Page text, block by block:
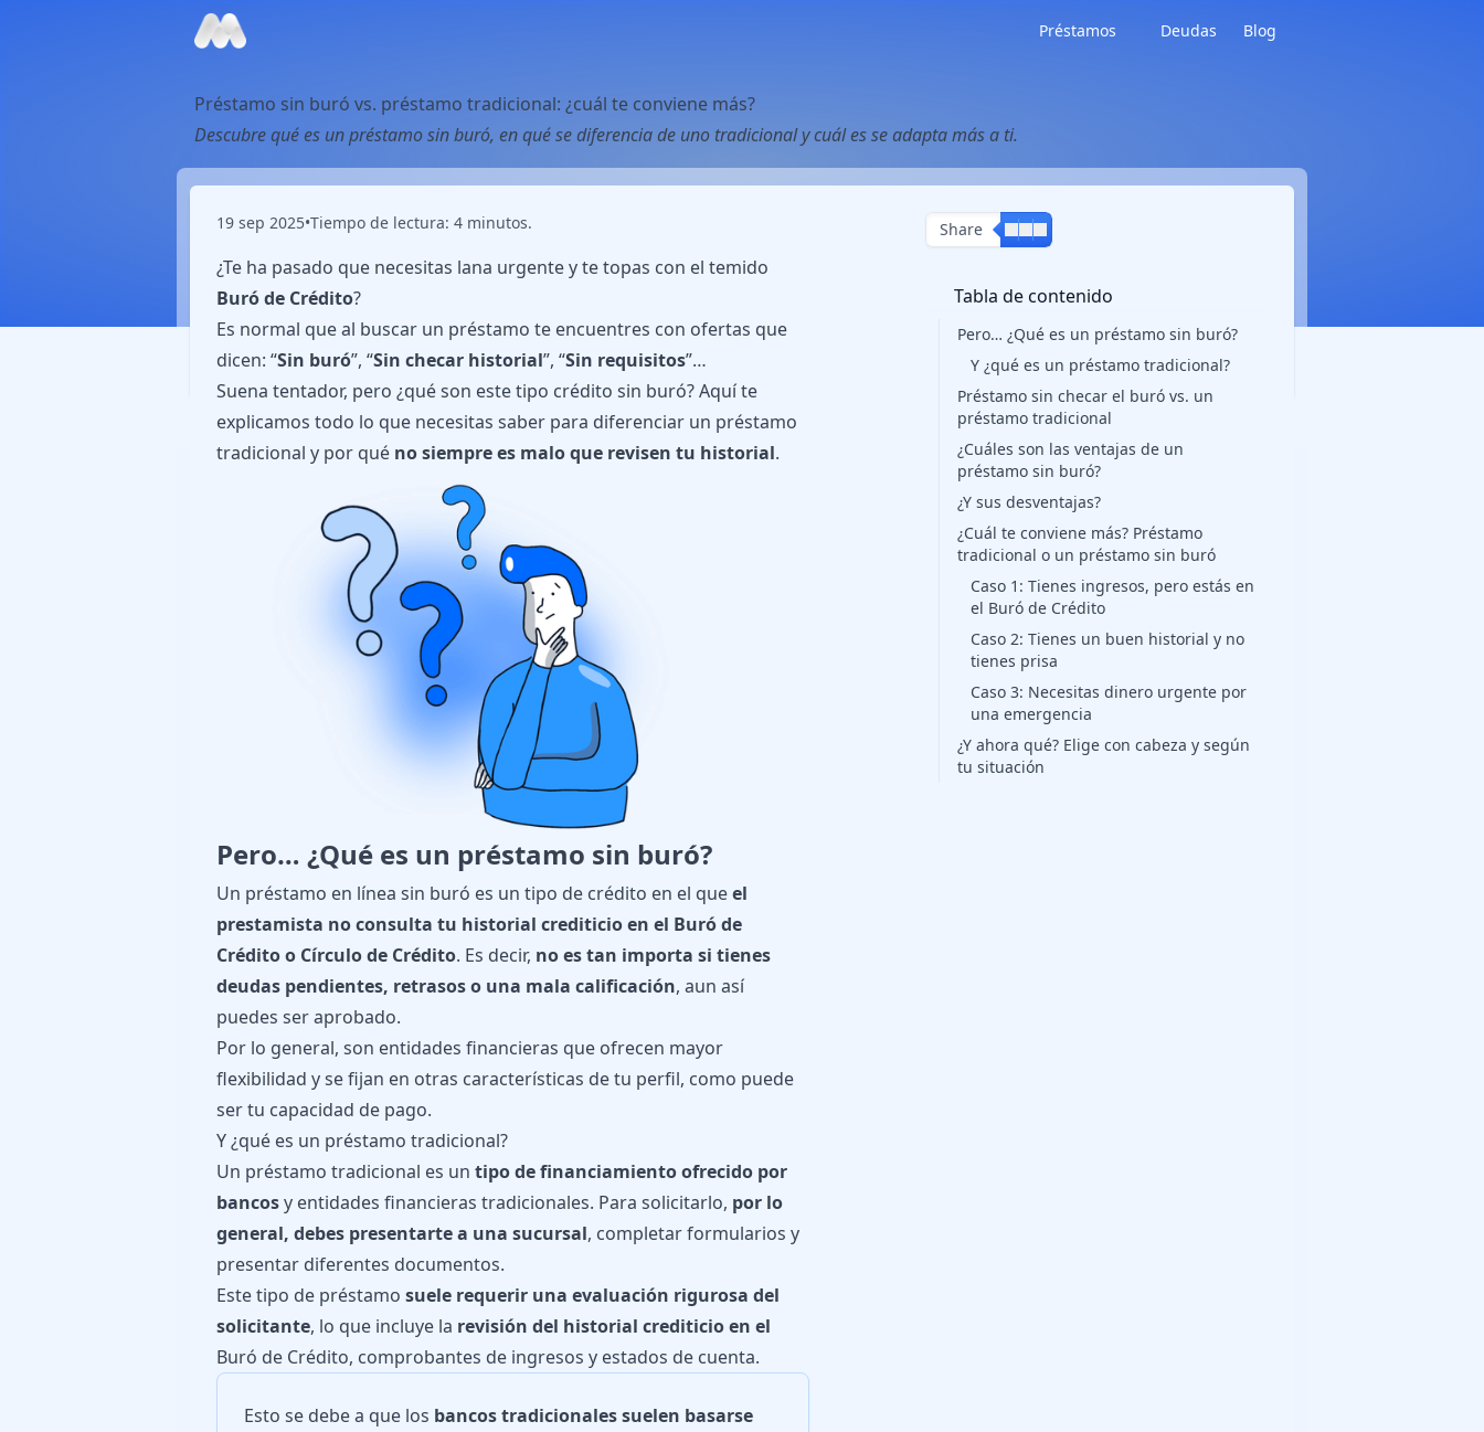
Préstamos Deudas Blog
Préstamo sin buró vs. préstamo tradicional: ¿cuál te conviene más?
Descubre qué es un préstamo sin buró, en qué se diferencia de uno tradicional y cuál es se adapta más a ti.
Share
Tabla de contenido
Pero… ¿Qué es un préstamo sin buró?
Y ¿qué es un préstamo tradicional?
Préstamo sin checar el buró vs. un
préstamo tradicional
¿Cuáles son las ventajas de un
préstamo sin buró?
¿Y sus desventajas?
¿Cuál te conviene más? Préstamo
tradicional o un préstamo sin buró
Caso 1: Tienes ingresos, pero estás en
el Buró de Crédito
Caso 2: Tienes un buen historial y no
tienes prisa
Caso 3: Necesitas dinero urgente por
una emergencia
¿Y ahora qué? Elige con cabeza y según
tu situación
19 sep 2025•Tiempo de lectura: 4 minutos.
¿Te ha pasado que necesitas lana urgente y te topas con el temido
Buró de Crédito?
Es normal que al buscar un préstamo te encuentres con ofertas que
dicen: “Sin buró”, “Sin checar historial”, “Sin requisitos”…
Suena tentador, pero ¿qué son este tipo crédito sin buró? Aquí te
explicamos todo lo que necesitas saber para diferenciar un préstamo
tradicional y por qué no siempre es malo que revisen tu historial.
Pero… ¿Qué es un préstamo sin buró?
Un préstamo en línea sin buró es un tipo de crédito en el queel
prestamista no consulta tu historial crediticio en el Buró de
Crédito o Círculo de Crédito. Es decir, no es tan importa si tienes
deudas pendientes, retrasos o una mala calificación, aun así
puedes ser aprobado.
Por lo general, son entidades financieras que ofrecen mayor
flexibilidad y se fijan en otras características de tu perfil, como puede
ser tu capacidad de pago.
Y ¿qué es un préstamo tradicional?
Un préstamo tradicional es un tipo de financiamiento ofrecido por
bancosy entidades financieras tradicionales. Para solicitarlo, por lo
general, debes presentarte a una sucursal, completar formularios y
presentar diferentes documentos.
Este tipo de préstamo suele requerir una evaluación rigurosa del
solicitante, lo que incluye la revisión del historial crediticio en el
Buró de Crédito, comprobantes de ingresos y estados de cuenta.
Esto se debe a que los bancos tradicionales suelen basarse